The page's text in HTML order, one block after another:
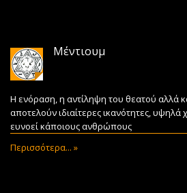
Μέντιουμ
Η ενόραση, η αντίληψη του θεατού αλλά
αποτελούν ιδιαίτερες ικανότητες, υψηλά
ευνοεί κάποιους ανθρώπους
Περισσότερα... »